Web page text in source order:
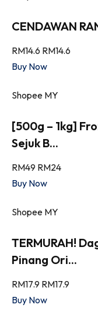
CENDAWAN
RM14.6 RM14.6
Buy Now
Shopee MY
[500g – 1kg]
Sejuk B...
RM49 RM24
Buy Now
Shopee MY
TERMURAH!
Pinang Ori...
RM17.9 RM17.9
Buy Now